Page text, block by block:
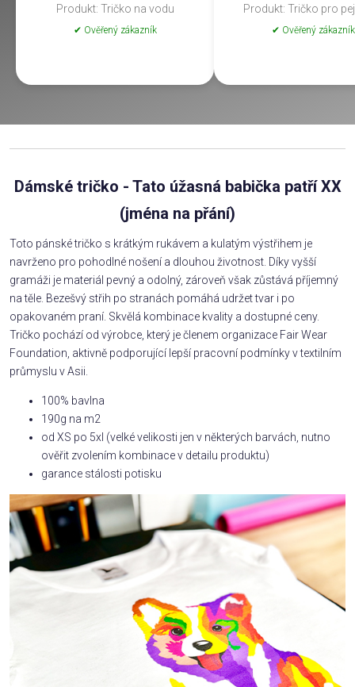
Produkt: Tričko na vodu
✔ Ověřený zákazník
Produkt: Tričko pro
✔ Ověřený zákazník
Dámské tričko - Tato úžasná babička patří XX
(jména na přání)
Toto pánské tričko s krátkým rukávem a kulatým výstřihem je
navrženo pro pohodlné nošení a dlouhou životnost. Díky vyšší
gramáži je materiál pevný a odolný, zároveň však zůstává příjemný
na těle. Bezešvý střih po stranách pomáhá udržet tvar i po
opakovaném praní. Skvělá kombinace kvality a dostupné ceny.
Tričko pochází od výrobce, který je členem organizace Fair Wear
Foundation, aktivně podporující lepší pracovní podmínky v textilním
průmyslu v Asii.
100% bavlna
190g na m2
od XS po 5xl (velké velikosti jen v některých barvách, nutno
ověřit zvolením kombinace v detailu produktu)
garance stálosti potisku